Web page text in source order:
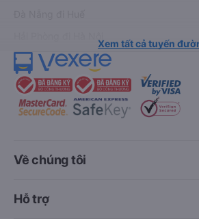
Xem tất cả tuyến
Về chúng tôi
Hỗ trợ